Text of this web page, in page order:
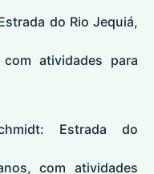
do Rio Jequiá,
atividades para
Estrada do
com atividades